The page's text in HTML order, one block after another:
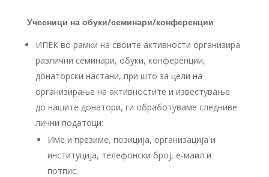
Учесници на обуки/семинари/конференции
ИПЕК во рамки на своите активности организира
различни семинари, обуки, конференции,
донаторски настани, при што за цели на
организирање на активностите и известување
до нашите донатори, ги обработуваме следниве
лични податоци:
Име и презиме, позиција, организација и
институција, телефонски број, е-маил и
потпис.